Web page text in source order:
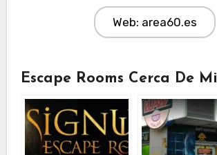
Web: area60.es
Escape Rooms Cerca De Mi